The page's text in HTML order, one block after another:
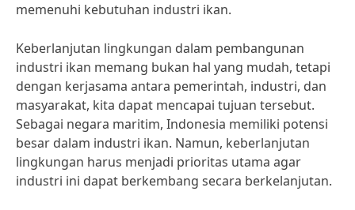
memenuhi kebutuhan industri ikan.
Keberlanjutan lingkungan dalam pembangunan
industri ikan memang bukan hal yang mudah, tetapi
dengan kerjasama antara pemerintah, industri, dan
masyarakat, kita dapat mencapai tujuan tersebut.
Sebagai negara maritim, Indonesia memiliki potensi
besar dalam industri ikan. Namun, keberlanjutan
lingkungan harus menjadi prioritas utama agar
industri ini dapat berkembang secara berkelanjutan.